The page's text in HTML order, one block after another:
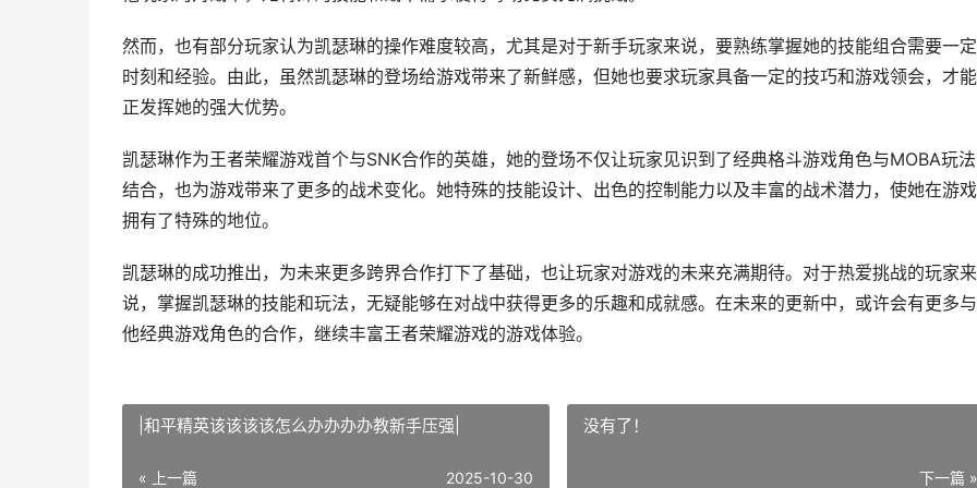
然而，也有部分玩家认为凯瑟琳的操作难度较高，尤其是对于新手玩家来说，要熟练掌握她的技能组合需要一
时刻和经验。由此，虽然凯瑟琳的登场给游戏带来了新鲜感，但她也要求玩家具备一定的技巧和游戏领会，才
正发挥她的强大优势。
凯瑟琳作为王者荣耀游戏首个与SNK合作的英雄，她的登场不仅让玩家见识到了经典格斗游戏角色与MOBA玩
结合，也为游戏带来了更多的战术变化。她特殊的技能设计、出色的控制能力以及丰富的战术潜力，使她在游
拥有了特殊的地位。
凯瑟琳的成功推出，为未来更多跨界合作打下了基础，也让玩家对游戏的未来充满期待。对于热爱挑战的玩家来
说，掌握凯瑟琳的技能和玩法，无疑能够在对战中获得更多的乐趣和成就感。在未来的更新中，或许会有更多
他经典游戏角色的合作，继续丰富王者荣耀游戏的游戏体验。
|和平精英该该该该怎么办办办办教新手压强|
« 上一篇 2025-10-30
没有了！
下一篇 »